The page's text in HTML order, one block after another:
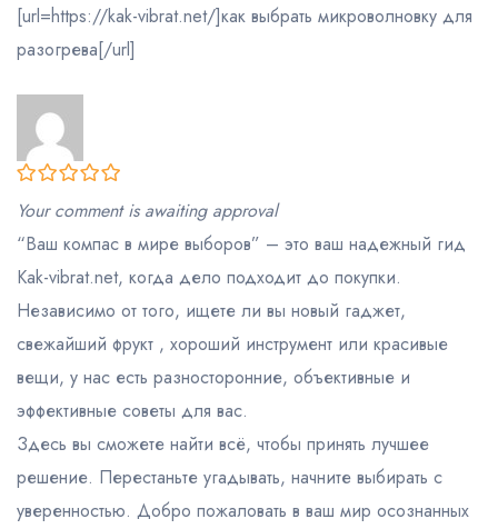
[url=https://kak-vibrat.net/]как выбрать микроволновку для
разогрева[/url]
out
of
Your comment is awaiting approval
“Ваш компас в мире выборов” – это ваш надежный гид
Kak-vibrat.net, когда дело подходит до покупки.
Независимо от того, ищете ли вы новый гаджет,
свежайший фрукт , хороший инструмент или красивые
вещи, у нас есть разносторонние, объективные и
эффективные советы для вас.
Здесь вы сможете найти всё, чтобы принять лучшее
решение. Перестаньте угадывать, начните выбирать с
уверенностью. Добро пожаловать в ваш мир осознанных